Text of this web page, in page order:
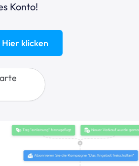
Konto!
Hier klicken